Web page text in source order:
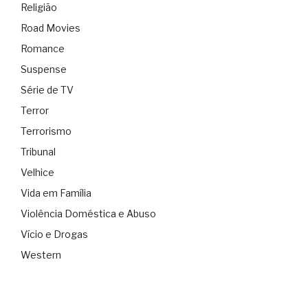
Religião
Road Movies
Romance
Suspense
Série de TV
Terror
Terrorismo
Tribunal
Velhice
Vida em Família
Violência Doméstica e Abuso
Vício e Drogas
Western